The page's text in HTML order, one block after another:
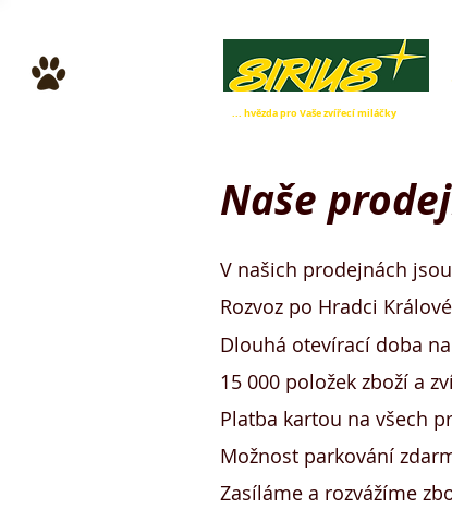
... hvězda pro Vaše zvířecí miláčky
Naše
V našich prodejnách
Rozvoz po Hradci
Dlouhá otevírací doba
15 000 položek zboží a
Platba kartou na všech
Možnost parkování
Zasíláme a rozvážíme